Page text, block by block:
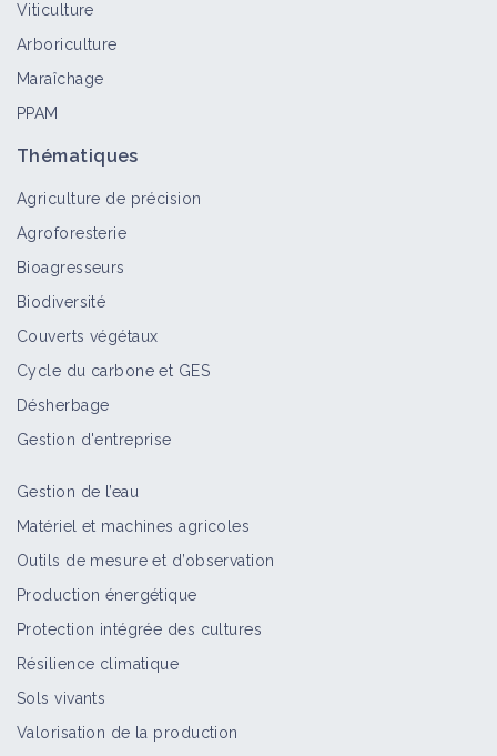
Viticulture
Arboriculture
Maraîchage
PPAM
Thématiques
Agriculture de précision
Agroforesterie
Bioagresseurs
Biodiversité
Couverts végétaux
Cycle du carbone et GES
Désherbage
Gestion d'entreprise
Gestion de l’eau
Matériel et machines agricoles
Outils de mesure et d’observation
Production énergétique
Protection intégrée des cultures
Résilience climatique
Sols vivants
Valorisation de la production